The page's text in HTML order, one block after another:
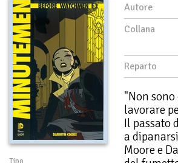
Tipo
Autore
Collana
Reparto
"Non
lavorare
Il passato
a
Moore e